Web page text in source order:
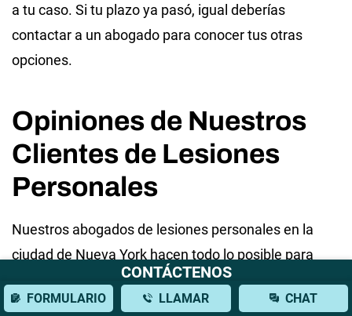
a tu caso. Si tu plazo ya pasó, igual deberías
contactar a un abogado para conocer tus otras
opciones.
Opiniones de Nuestros
Clientes de Lesiones
Personales
Nuestros abogados de lesiones personales en la
ciudad de Nueva York hacen todo lo posible para
obtener acuerdos y veredictos sustanciales para las
víctimas de lesiones personales que representan. A
CONTÁCTENOS
FORMULARIO LLAMAR CHAT